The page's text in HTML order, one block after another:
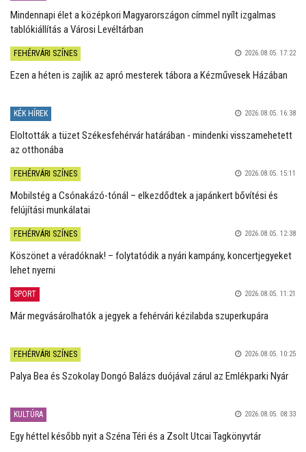
Mindennapi élet a középkori Magyarországon címmel nyílt izgalmas
tablókiállítás a Városi Levéltárban
FEHÉRVÁRI SZÍNES 2026.08.05. 17:22
Ezen a héten is zajlik az apró mesterek tábora a Kézművesek Házában
KÉK HÍREK 2026.08.05. 16:38
Eloltották a tüzet Székesfehérvár határában - mindenki visszamehetett
az otthonába
FEHÉRVÁRI SZÍNES 2026.08.05. 15:11
Mobilstég a Csónakázó-tónál – elkezdődtek a japánkert bővítési és
felújítási munkálatai
FEHÉRVÁRI SZÍNES 2026.08.05. 12:38
Köszönet a véradóknak! – folytatódik a nyári kampány, koncertjegyeket
lehet nyerni
SPORT 2026.08.05. 11:21
Már megvásárolhatók a jegyek a fehérvári kézilabda szuperkupára
FEHÉRVÁRI SZÍNES 2026.08.05. 10:25
Palya Bea és Szokolay Dongó Balázs duójával zárul az Emlékparki Nyár
KULTÚRA 2026.08.05. 08:33
Egy héttel később nyit a Széna Téri és a Zsolt Utcai Tagkönyvtár